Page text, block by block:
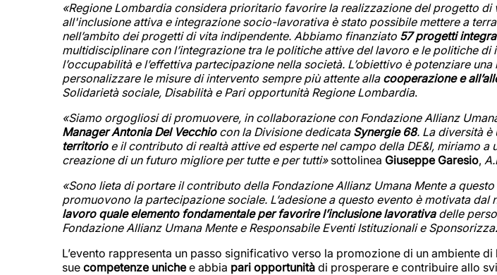
«Regione Lombardia considera prioritario favorire la realizzazione del progetto
all'inclusione attiva e integrazione socio-lavorativa è stato possibile mettere a
nell’ambito dei progetti di vita indipendente. Abbiamo finanziato 57 progetti
multidisciplinare con l’integrazione tra le politiche attive del lavoro e le politiche
l’occupabilità e l’effettiva partecipazione nella società. L’obiettivo è potenziare
personalizzare le misure di intervento sempre più attente alla cooperazione e
Solidarietà sociale, Disabilità e Pari opportunità Regione Lombardia.
«Siamo orgogliosi di promuovere, in collaborazione con Fondazione Allianz
Manager Antonia Del Vecchiocon la Divisione dedicata Synergie 68. La diversità
territorioe il contributo di realtà attive ed esperte nel campo della DE&I, miriamo
creazione di un futuro migliore per tutte e per tutti»sottolinea Giuseppe Garesio,
«Sono lieta di portare il contributo della Fondazione Allianz Umana Mente a
promuovono la partecipazione sociale. L’adesione a questo evento è motivata
lavoro quale elemento fondamentale per favorire l’inclusione lavorativadelle
Fondazione Allianz Umana Mente e Responsabile Eventi Istituzionali e
L’evento rappresenta un passo significativo verso la promozione di un ambiente
sue competenze unichee abbia pari opportunità di prosperare e contribuire allo